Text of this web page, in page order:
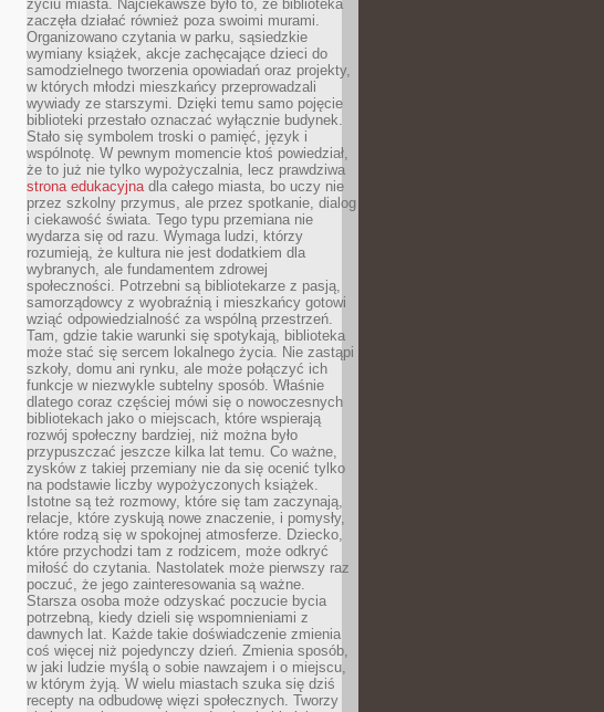
życiu miasta. Najciekawsze było to, że biblioteka
zaczęła działać również poza swoimi murami.
Organizowano czytania w parku, sąsiedzkie
wymiany książek, akcje zachęcające dzieci do
samodzielnego tworzenia opowiadań oraz projekty,
w których młodzi mieszkańcy przeprowadzali
wywiady ze starszymi. Dzięki temu samo pojęcie
biblioteki przestało oznaczać wyłącznie budynek.
Stało się symbolem troski o pamięć, język i
wspólnotę. W pewnym momencie ktoś powiedział,
że to już nie tylko wypożyczalnia, lecz prawdziwa
strona edukacyjnadla całego miasta, bo uczy nie
przez szkolny przymus, ale przez spotkanie, dialog
i ciekawość świata. Tego typu przemiana nie
wydarza się od razu. Wymaga ludzi, którzy
rozumieją, że kultura nie jest dodatkiem dla
wybranych, ale fundamentem zdrowej
społeczności. Potrzebni są bibliotekarze z pasją,
samorządowcy z wyobraźnią i mieszkańcy gotowi
wziąć odpowiedzialność za wspólną przestrzeń.
Tam, gdzie takie warunki się spotykają, biblioteka
może stać się sercem lokalnego życia. Nie zastąpi
szkoły, domu ani rynku, ale może połączyć ich
funkcje w niezwykle subtelny sposób. Właśnie
dlatego coraz częściej mówi się o nowoczesnych
bibliotekach jako o miejscach, które wspierają
rozwój społeczny bardziej, niż można było
przypuszczać jeszcze kilka lat temu. Co ważne,
zysków z takiej przemiany nie da się ocenić tylko
na podstawie liczby wypożyczonych książek.
Istotne są też rozmowy, które się tam zaczynają,
relacje, które zyskują nowe znaczenie, i pomysły,
które rodzą się w spokojnej atmosferze. Dziecko,
które przychodzi tam z rodzicem, może odkryć
miłość do czytania. Nastolatek może pierwszy raz
poczuć, że jego zainteresowania są ważne.
Starsza osoba może odzyskać poczucie bycia
potrzebną, kiedy dzieli się wspomnieniami z
dawnych lat. Każde takie doświadczenie zmienia
coś więcej niż pojedynczy dzień. Zmienia sposób,
w jaki ludzie myślą o sobie nawzajem i o miejscu,
w którym żyją. W wielu miastach szuka się dziś
recepty na odbudowę więzi społecznych. Tworzy